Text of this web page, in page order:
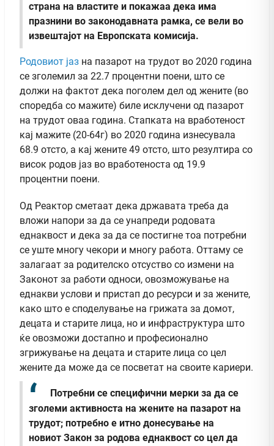
страна на властите и покажаа дека има
празнини во законодавната рамка, се вели во
извештајот на Европската комисија.
Родовиот јаз на пазарот на трудот во 2020 година
се зголемил за 22.7 процентни поени, што се
должи на фактот дека поголем дел од жените (во
споредба со мажите) биле исклучени од пазарот
на трудот оваа година. Стапката на вработеност
кај мажите (20-64г) во 2020 година изнесувала
68.9 отсто, а кај жените 49 отсто, што резултира со
висок родов јаз во вработеноста од 19.9
процентни поени.
Од Реактор сметаат дека државата треба да
вложи напори за да се унапреди родовата
еднаквост и дека за да се постигне тоа потребни
се уште многу чекори и многу работа. Оттаму се
залагаат за родителско отсуство со измени на
Законот за работи односи, овозможување на
еднакви услови и пристап до ресурси и за жените,
како што е споделување на грижата за домот,
децата и старите лица, но и инфраструктура што
ќе овозможи достапно и професионално
згрижување на децата и старите лица со цел
жените да може да се посветат на своите кариери.
Потребни се специфични мерки за да се
зголеми активноста на жените на пазарот на
трудот; потребно е итно донесување на
новиот Закон за родова еднаквост со цел да